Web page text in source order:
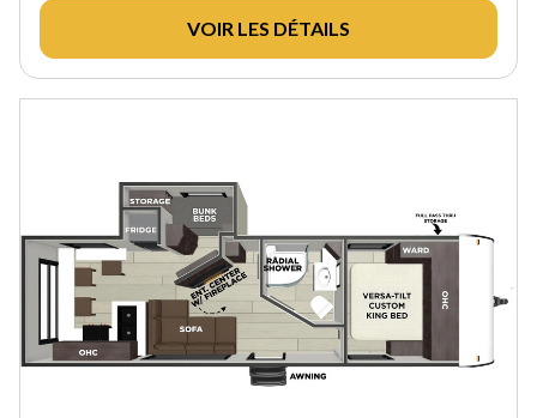
VOIR LES DÉTAILS